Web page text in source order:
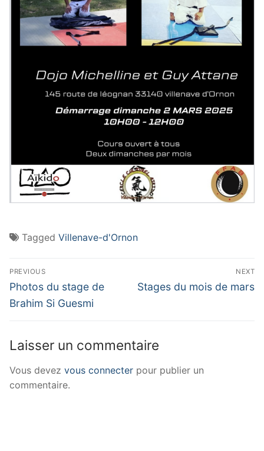
Tagged Villenave-d'Ornon
PREVIOUS
Photos du stage de
Brahim Si Guesmi
NEXT
Stages du mois de mars
Laisser un commentaire
Vous devez vous connecter pour publier un
commentaire.